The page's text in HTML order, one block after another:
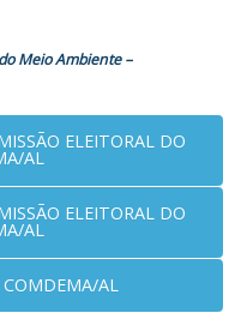
Meio Ambiente –
ELEITORAL DO
AL
ELEITORAL DO
AL
AL